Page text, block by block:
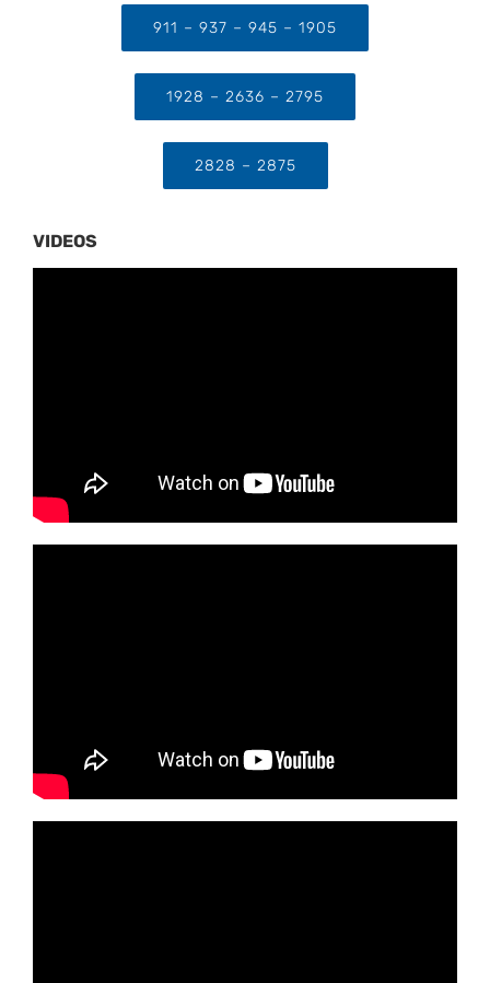
911 – 937 – 945 – 1905
1928 – 2636 – 2795
2828 – 2875
VIDEOS